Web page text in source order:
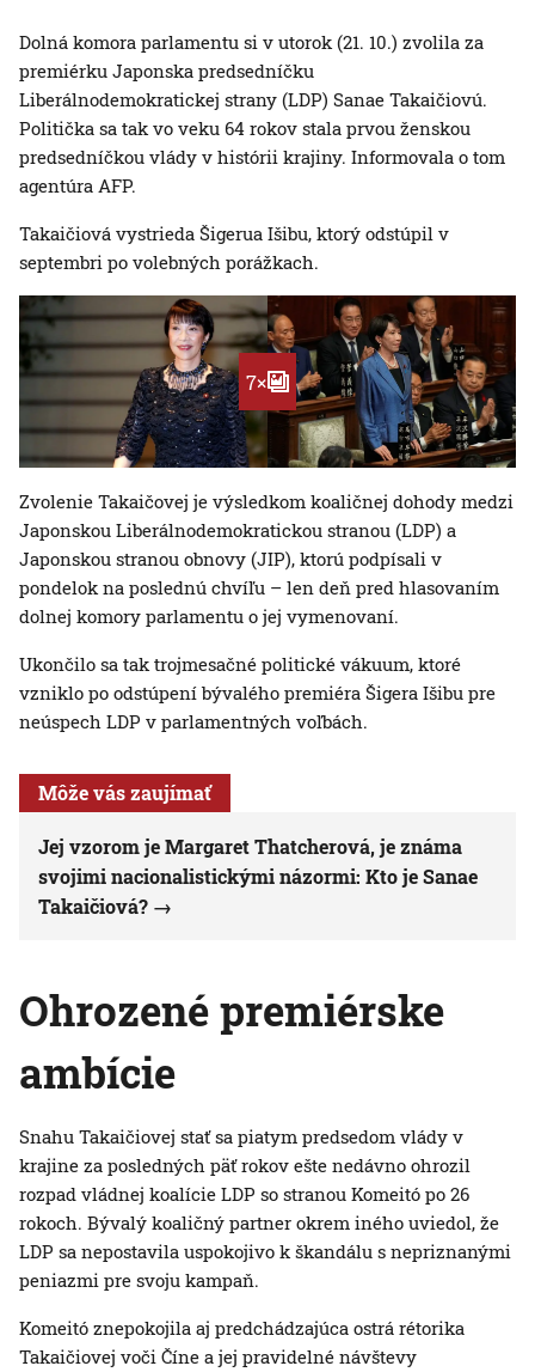
Dolná komora parlamentu si v utorok (21. 10.) zvolila za
premiérku Japonska predsedníčku
Liberálnodemokratickej strany (LDP) Sanae Takaičiovú.
Politička sa tak vo veku 64 rokov stala prvou ženskou
predsedníčkou vlády v histórii krajiny. Informovala o tom
agentúra AFP.
Takaičiová vystrieda Šigerua Išibu, ktorý odstúpil v
septembri po volebných porážkach.
7×
Zvolenie Takaičovej je výsledkom koaličnej dohody medzi
Japonskou Liberálnodemokratickou stranou (LDP) a
Japonskou stranou obnovy (JIP), ktorú podpísali v
pondelok na poslednú chvíľu – len deň pred hlasovaním
dolnej komory parlamentu o jej vymenovaní.
Ukončilo sa tak trojmesačné politické vákuum, ktoré
vzniklo po odstúpení bývalého premiéra Šigera Išibu pre
neúspech LDP v parlamentných voľbách.
Môže vás zaujímať
Jej vzorom je Margaret Thatcherová, je známa
svojimi nacionalistickými názormi: Kto je Sanae
Takaičiová?
Ohrozené premiérske
ambície
Snahu Takaičiovej stať sa piatym predsedom vlády v
krajine za posledných päť rokov ešte nedávno ohrozil
rozpad vládnej koalície LDP so stranou Komeitó po 26
rokoch. Bývalý koaličný partner okrem iného uviedol, že
LDP sa nepostavila uspokojivo k škandálu s nepriznanými
peniazmi pre svoju kampaň.
Komeitó znepokojila aj predchádzajúca ostrá rétorika
Takaičiovej voči Číne a jej pravidelné návštevy